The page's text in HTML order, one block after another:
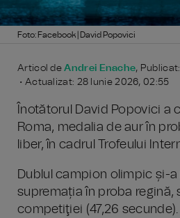
Foto: Facebook | David Popovici
Articol deAndrei Enache,
• Actualizat: 28 Iunie 2026, 02:55
Înotătorul David Popovici a
Roma, medalia de aur în
liber, în cadrul Trofeului
Dublul campion olimpic și-
supremația în proba regină,
competiţiei (47,26 secunde).